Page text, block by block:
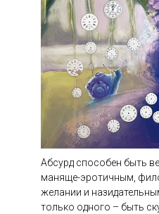
Абсурд способен быть
маняще-эротичным,
желании и
только одного – быть
10/04